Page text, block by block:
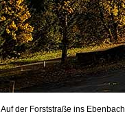
Auf der Forststraße ins